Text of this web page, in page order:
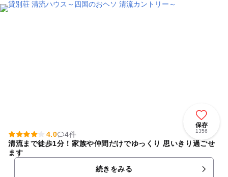
保存
1356
4.0
4件
清流まで徒歩1分！家族や仲間だけでゆっくり 思いきり過ごせ
ます
続きをみる